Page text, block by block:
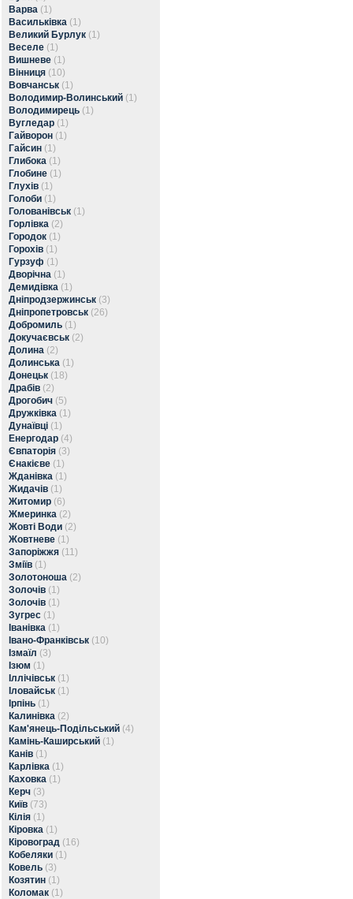
Варва (1)
Васильківка (1)
Великий Бурлук (1)
Веселе (1)
Вишневе (1)
Вінниця (10)
Вовчанськ (1)
Володимир-Волинський (1)
Володимирець (1)
Вугледар (1)
Гайворон (1)
Гайсин (1)
Глибока (1)
Глобине (1)
Глухів (1)
Голоби (1)
Голованівськ (1)
Горлівка (2)
Городок (1)
Горохів (1)
Гурзуф (1)
Дворічна (1)
Демидівка (1)
Дніпродзержинськ (3)
Дніпропетровськ (26)
Добромиль (1)
Докучаєвськ (2)
Долина (2)
Долинська (1)
Донецьк (18)
Драбів (2)
Дрогобич (5)
Дружківка (1)
Дунаївці (1)
Енергодар (4)
Євпаторія (3)
Єнакієве (1)
Жданівка (1)
Жидачів (1)
Житомир (6)
Жмеринка (2)
Жовті Води (2)
Жовтневе (1)
Запоріжжя (11)
Зміїв (1)
Золотоноша (2)
Золочів (1)
Золочів (1)
Зугрес (1)
Іванівка (1)
Івано-Франківськ (10)
Ізмаїл (3)
Ізюм (1)
Іллічівськ (1)
Іловайськ (1)
Ірпінь (1)
Калинівка (2)
Кам'янець-Подільський (4)
Камінь-Каширський (1)
Канів (1)
Карлівка (1)
Каховка (1)
Керч (3)
Київ (73)
Кілія (1)
Кіровка (1)
Кіровоград (16)
Кобеляки (1)
Ковель (3)
Козятин (1)
Коломак (1)